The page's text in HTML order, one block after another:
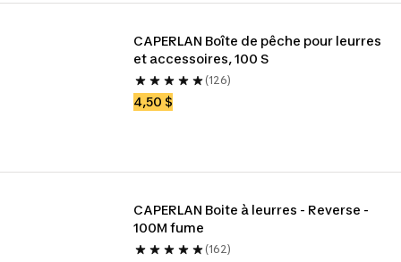
CAPERLAN Boîte de pêche pour leurres
et accessoires, 100 S
(126)
4,50 $
CAPERLAN Boite à leurres - Reverse -
100M fume
(162)